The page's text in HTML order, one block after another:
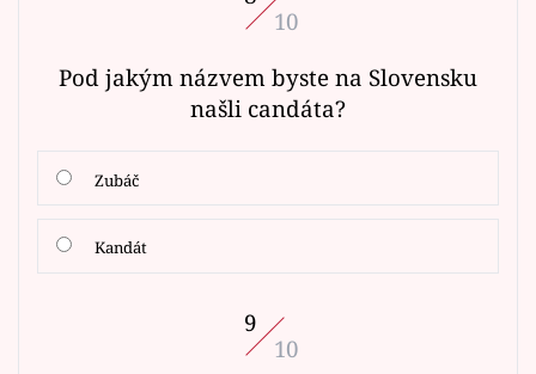
10
Pod jakým názvem byste na Slovensku
našli candáta?
Zubáč
Kandát
9
10